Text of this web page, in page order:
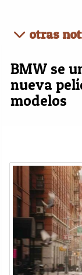
otras
BMW se
nueva
modelos